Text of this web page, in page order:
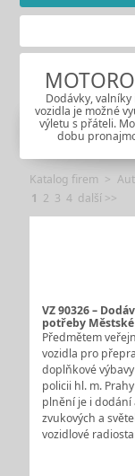
Dodávky,
vozidla je možné
výletu s přáteli.
dobu
Katalog firem
1 2 3 4 další >>
VZ 90326 –
potřeby
Předmětem
vozidla pro
doplňkové
policii hl. m.
plnění je i dodání
zvukových a
vozidlové